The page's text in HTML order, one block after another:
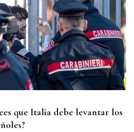
que Italia debe levantar los